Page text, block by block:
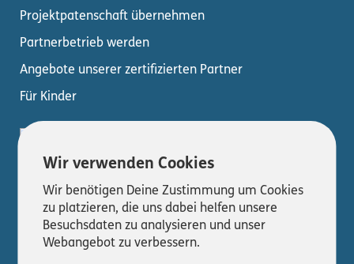
Wir verwenden Cookies
Wir benötigen Deine Zustimmung um Cookies
zu platzieren, die uns dabei helfen unsere
Besuchsdaten zu analysieren und unser
Webangebot zu verbessern.
Projektpatenschaft übernehmen
Partnerbetrieb werden
Angebote unserer zertifizierten Partner
Für Kinder